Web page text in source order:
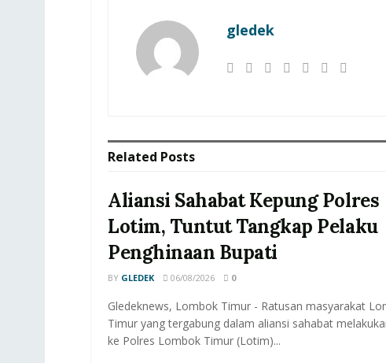
gledek
Related Posts
Aliansi Sahabat Kepung Polres
Lotim, Tuntut Tangkap Pelaku
Penghinaan Bupati
BY GLEDEK 06/08/2026 0
Gledeknews, Lombok Timur - Ratusan masyarakat
Timur yang tergabung dalam aliansi sahabat
ke Polres Lombok Timur (Lotim)...